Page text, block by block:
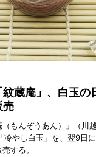
蔵庵」、白玉の
売
もんぞうあん）」（川
冷やし白玉」を、翌9日
する。